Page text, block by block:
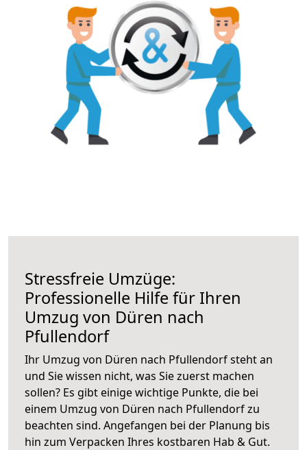
Stressfreie Umzüge:
Professionelle Hilfe für Ihren
Umzug von Düren nach
Pfullendorf
Ihr Umzug von Düren nach Pfullendorf steht an
und Sie wissen nicht, was Sie zuerst machen
sollen? Es gibt einige wichtige Punkte, die bei
einem Umzug von Düren nach Pfullendorf zu
beachten sind. Angefangen bei der Planung bis
hin zum Verpacken Ihres kostbaren Hab & Gut.